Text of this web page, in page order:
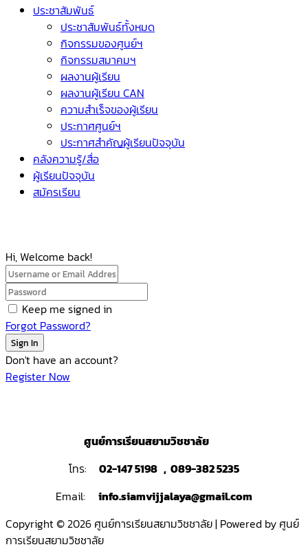
ประชาสัมพันธ์
ประชาสัมพันธ์ทั้งหมด
กิจกรรมของศูนย์ฯ
กิจกรรมสมาคมฯ
ผลงานผู้เรียน
ผลงานผู้เรียน CAN
ความสำเร็จของผู้เรียน
ประกาศศูนย์ฯ
ประกาศสำคัญผู้เรียนปัจจุบัน
คลังความรู้/สื่อ
ผู้เรียนปัจจุบัน
สมัครเรียน
Hi, Welcome back!
Keep me signed in
Forgot Password?
Sign In
Don't have an account?
Register Now
ศูนย์การเรียนสยามวิชชาลัย
โทร:
02-147 5198 , 089-382 5235
Email:
info.siamvijjalaya@gmail.com
Copyright © 2026 ศูนย์การเรียนสยามวิชชาลัย | Powered by ศูนย์
การเรียนสยามวิชชาลัย